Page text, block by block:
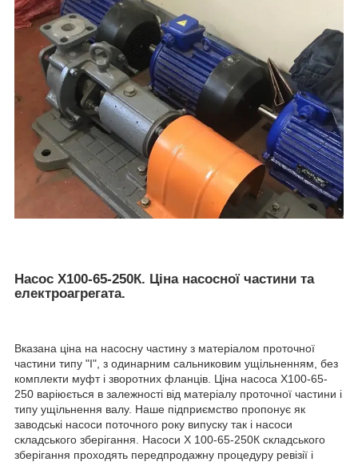
Насос Х100-65-250К. Ціна насосної частини та
електроагрегата.
Вказана ціна на насосну частину з матеріалом проточної
частини типу "І", з одинарним сальниковим ущільненням, без
комплекти муфт і зворотних фланців. Ціна насоса Х100-65-
250 варіюється в залежності від матеріалу проточної частини і
типу ущільнення валу. Наше підприємство пропонує як
заводські насоси поточного року випуску так і насоси
складського зберігання. Насоси Х 100-65-250К складського
зберігання проходять передпродажну процедуру ревізії і